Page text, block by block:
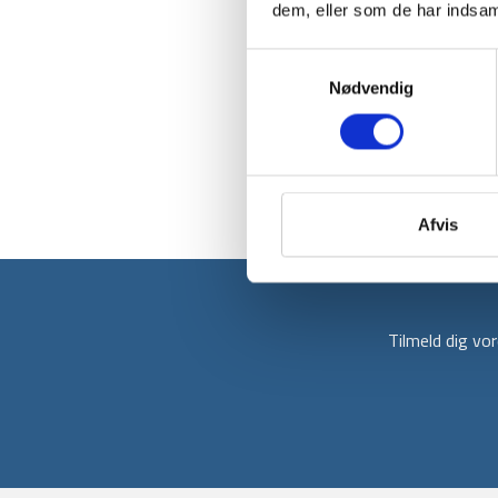
dem, eller som de har
Nødvendig
Afvis
Tilmeld dig